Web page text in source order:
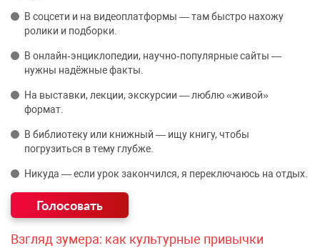
В соцсети и на видеоплатформы — там быстро нахожу
ролики и подборки.
В онлайн‑энциклопедии, научно‑популярные сайты —
нужны надёжные факты.
На выставки, лекции, экскурсии — люблю «живой»
формат.
В библиотеку или книжный — ищу книгу, чтобы
погрузиться в тему глубже.
Никуда — если урок закончился, я переключаюсь на отдых.
Взгляд зумера: как культурные привычки